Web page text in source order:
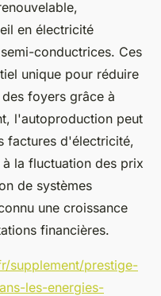
en électricité
conductrices. Ces
unique pour réduire
foyers grâce à
l'autoproduction peut
factures d'électricité,
la fluctuation des prix
de systèmes
une croissance
financières.
supplement/prestige-
les-energies-